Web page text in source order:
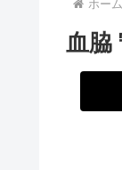
ホーム
血脇